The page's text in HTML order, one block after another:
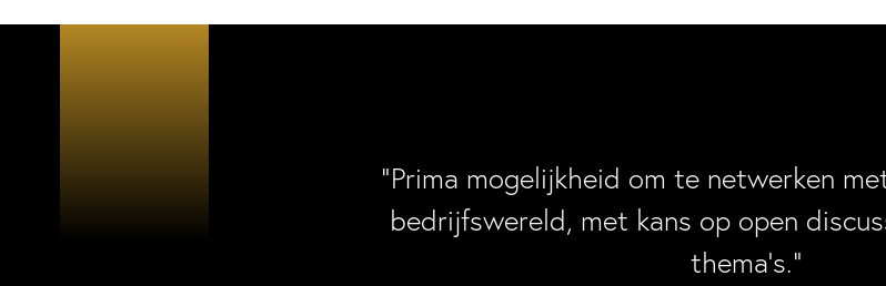
“Prima mogelijkheid om te netwerken
bedrijfswereld, met kans op open
thema’s.”